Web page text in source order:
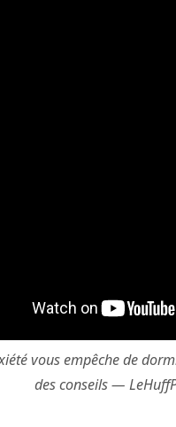
vous empêche de
des conseils —